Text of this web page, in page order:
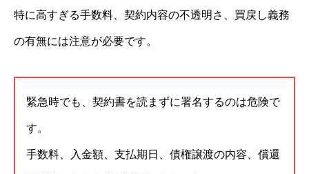
特に高すぎる手数料、契約内容の不透明さ、買戻し義務
の有無には注意が必要です。
緊急時でも、契約書を読まずに署名するのは危険で
す。
手数料、入金額、支払期日、債権譲渡の内容、償還